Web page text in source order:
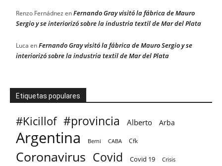
Renzo Fernádnez enFernando Gray visitó la fábrica de Mauro
Sergio y se interiorizó sobre la industria textil de Mar del Plata
Luca enFernando Gray visitó la fábrica de Mauro Sergio y se
interiorizó sobre la industria textil de Mar del Plata
Etiquetas populares
#Kicillof #provincia Alberto Arba
Argentina Berni CABA Cfk
Coronavirus Covid Covid 19 Crisis